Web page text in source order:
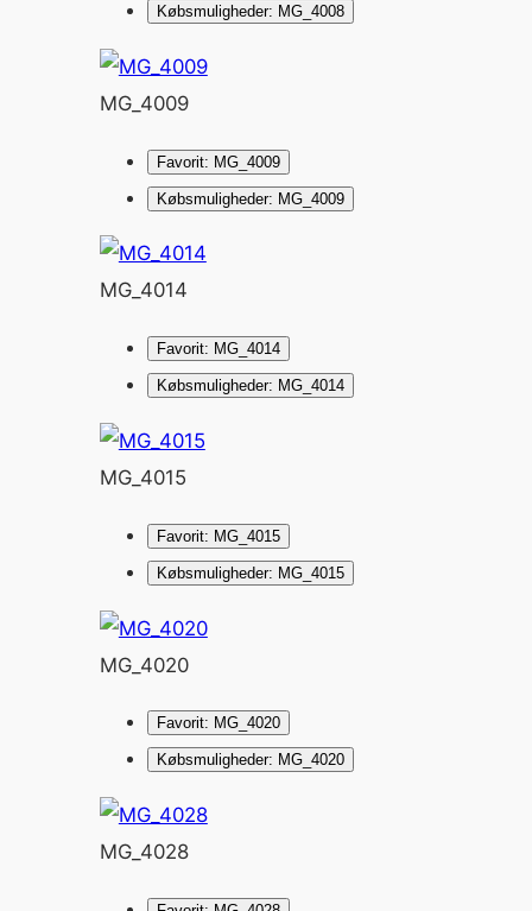
Købsmuligheder: MG_4008
MG_4009
Favorit: MG_4009
Købsmuligheder: MG_4009
MG_4014
Favorit: MG_4014
Købsmuligheder: MG_4014
MG_4015
Favorit: MG_4015
Købsmuligheder: MG_4015
MG_4020
Favorit: MG_4020
Købsmuligheder: MG_4020
MG_4028